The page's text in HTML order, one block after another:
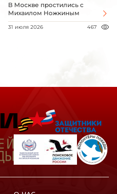
В Москве простились с
Михаилом Ножкиным
31 июля 2026 467